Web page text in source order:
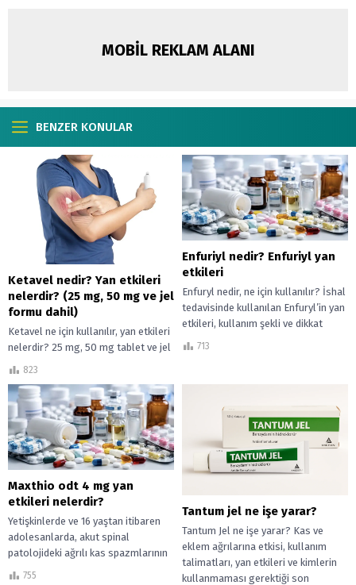
MOBİL REKLAM ALANI
BENZER KONULAR
Ketavel nedir? Yan etkileri
nelerdir? (25 mg, 50 mg ve jel
formu dahil)
Ketavel ne için kullanılır, yan etkileri
nelerdir? 25 mg, 50 mg tablet ve jel
formunun etkileri nelerdir?
823
Enfuriyl nedir? Enfuriyl yan
etkileri
Enfuryl nedir, ne için kullanılır? İshal
tedavisinde kullanılan Enfuryl’in yan
etkileri, kullanım şekli ve dikkat
edilmesi gerekenler hakkında merak
713
Maxthio odt 4 mg yan
etkileri nelerdir?
Yetişkinlerde ve 16 yaştan itibaren
adolesanlarda, akut spinal
patolojideki ağrılı kas spazmlarının
tedavisinde endikedir.
755
Tantum jel ne işe yarar?
Tantum Jel ne işe yarar? Kas ve
eklem ağrılarına etkisi, kullanım
talimatları, yan etkileri ve kimlerin
kullanmaması gerektiği son